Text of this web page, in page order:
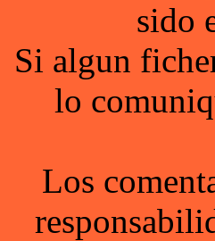
sido
Si algun
lo
Los